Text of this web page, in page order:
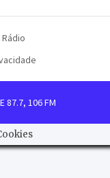
87.7, 106 FM